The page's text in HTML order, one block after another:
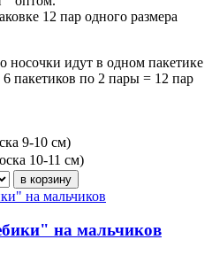
12 пар одного размера
носочки идут в одном пакетике
пакетиков по 2 пары = 12 пар
9-10 см)
10-11 см)
на мальчиков